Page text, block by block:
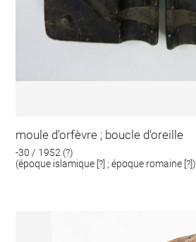
moule d'orfèvre ; boucle d'oreille
-30 / 1952 (?)
(époque islamique [?] ; époque romaine [?])